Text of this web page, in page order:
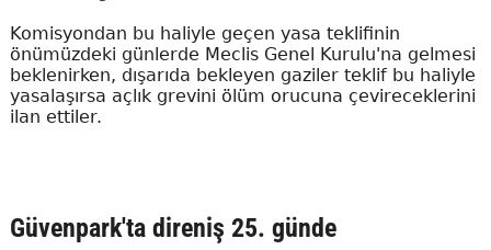
Komisyondan bu haliyle geçen yasa teklifinin
önümüzdeki günlerde Meclis Genel Kurulu'na gelmesi
beklenirken, dışarıda bekleyen gaziler teklif bu haliyle
yasalaşırsa açlık grevini ölüm orucuna çevireceklerini
ilan ettiler.
Güvenpark'ta direniş 25. günde